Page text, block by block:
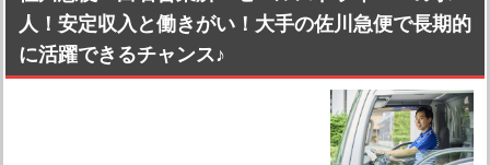
人！安定収入と働きがい！大手の佐川急便で長期的
に活躍できるチャンス♪